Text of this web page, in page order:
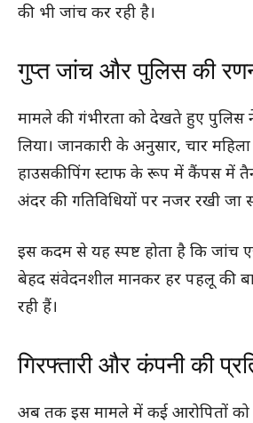
की भी जांच कर रही है।
गुप्त जांच और पुलिस की
मामले की गंभीरता को देखते हुए पुलिस
लिया। जानकारी के अनुसार, चार
हाउसकीपिंग स्टाफ के रूप में कैंपस में
अंदर की गतिविधियों पर नजर रखी जा
इस कदम से यह स्पष्ट होता है कि जांच
बेहद संवेदनशील मानकर हर पहलू की
रही हैं।
गिरफ्तारी और कंपनी की
अब तक इस मामले में कई आरोपितों को